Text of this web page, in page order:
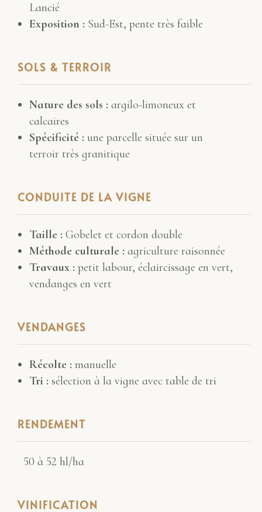
Lancié
Exposition : Sud-Est, pente très faible
SOLS & TERROIR
Nature des sols : argilo-limoneux et
calcaires
Spécificité : une parcelle située sur un
terroir très granitique
CONDUITE DE LA VIGNE
Taille : Gobelet et cordon double
Méthode culturale : agriculture raisonnée
Travaux : petit labour, éclaircissage en vert,
vendanges en vert
VENDANGES
Récolte : manuelle
Tri : sélection à la vigne avec table de tri
RENDEMENT
50 à 52 hl/ha
VINIFICATION